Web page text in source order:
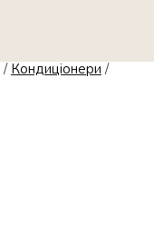
/ Кондиціонери /